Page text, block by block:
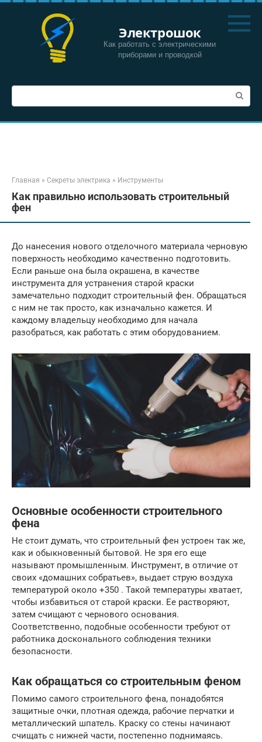
Перейти
Электрошок
Как работать с электрическими
приборами и проводкой
Поиск:
Главная » Секреты электрика » Инструменты
Как правильно использовать строительный
фен
До нанесения нового отделочного материала черновую
поверхность необходимо качественно подготовить.
Если раньше она была окрашена, в качестве
инструмента для устранения старой краски
замечательно подходит строительный фен. Обращаться
с ним не так просто, как изначально кажется. И
каждому владельцу необходимо для начала
разобраться, как работать с этим оборудованием.
Основные особенности строительного
фена
Не стоит думать, что строительный фен устроен так же,
как и обыкновенный бытовой. Не зря его еще
называют промышленным. Инструмент, в отличие от
своих «домашних собратьев», выдает струю воздуха
температурой около +350 . Такой температуры хватает,
чтобы избавиться от старой краски. Ее растворяют,
затем счищают с чернового основания.
Соответственно, подобные особенности требуют от
работника досконального соблюдения техники
безопасности.
Как обращаться со строительным феном
Помимо самого строительного фена, понадобятся
защитные очки, плотная одежда, рабочие перчатки и
металлический шпатель. Краску со стены начинают
счищать с нижней части, постепенно поднимаясь.